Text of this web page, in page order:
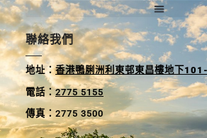
聯絡我們
地址：香港鴨脷洲利東邨東昌樓地下
電話 ：2775 5155
傳真：2775 3500